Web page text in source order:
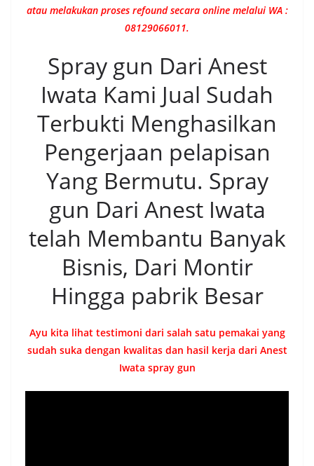
atau melakukan proses refound secara online melalui WA :
08129066011.
Spray gun Dari Anest
Iwata Kami Jual Sudah
Terbukti Menghasilkan
Pengerjaan pelapisan
Yang Bermutu. Spray
gun Dari Anest Iwata
telah Membantu Banyak
Bisnis, Dari Montir
Hingga pabrik Besar
Ayu kita lihat testimoni dari salah satu pemakai yang
sudah suka dengan kwalitas dan hasil kerja dari Anest
Iwata spray gun